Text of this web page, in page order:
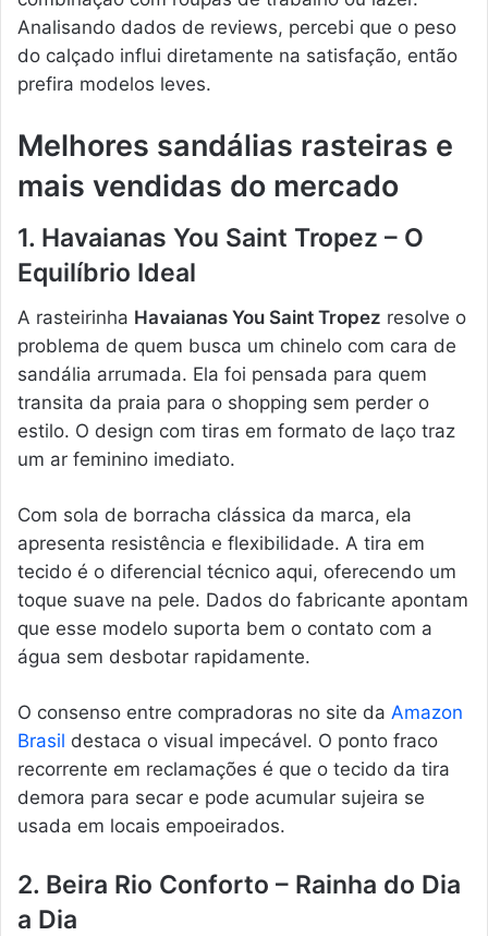
Analisando dados de reviews, percebi que o peso
do calçado influi diretamente na satisfação, então
prefira modelos leves.
Melhores sandálias rasteiras e
mais vendidas do mercado
1. Havaianas You Saint Tropez – O
Equilíbrio Ideal
A rasteirinha Havaianas You Saint Tropez resolve o
problema de quem busca um chinelo com cara de
sandália arrumada. Ela foi pensada para quem
transita da praia para o shopping sem perder o
estilo. O design com tiras em formato de laço traz
um ar feminino imediato.
Com sola de borracha clássica da marca, ela
apresenta resistência e flexibilidade. A tira em
tecido é o diferencial técnico aqui, oferecendo um
toque suave na pele. Dados do fabricante apontam
que esse modelo suporta bem o contato com a
água sem desbotar rapidamente.
O consenso entre compradoras no site da Amazon
Brasil destaca o visual impecável. O ponto fraco
recorrente em reclamações é que o tecido da tira
demora para secar e pode acumular sujeira se
usada em locais empoeirados.
2. Beira Rio Conforto – Rainha do Dia
a Dia